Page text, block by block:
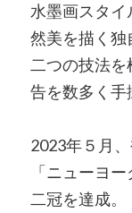
水墨画スタイ
然美を描く独
二つの技法
告を数多く手
2023年５月
「ニューヨ
二冠を達成。